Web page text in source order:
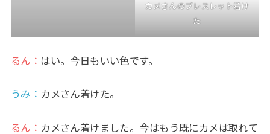
カメさんのブレスレット着け
た
るん： はい。今日もいい色です。
うみ ： カメさん着けた。
るん： カメさん着けました。今はもう既にカメは取れて